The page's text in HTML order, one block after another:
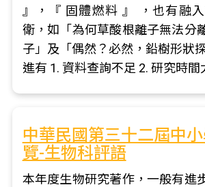
』，『 固體燃料 』 ，也有融
衛，如「為何草酸根離子無法分
子」及「偶然？必然，鉛樹形狀
進有 1. 資料查詢不足 2. 研究時間
中華民國第三十二屆中
覽-生物科評語
本年度生物研究著作，一般有進